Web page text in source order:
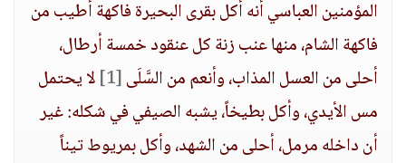
المؤمنين العباسي أنه أكل بقرى البحيرة فاكهة أطيب من
فاكهة الشام، منها عنب زنة كل عنقود خمسة أرطال،
أحلى من العسل المذاب، وأنعم من السَّلَى[1]
لا يحتمل
مس الأيدي، وأكل بطيخاً، يشبه الصيفي في شكله: غير
أن داخله مرمل، أحلى من الشهد، وأكل بمريوط تيناً